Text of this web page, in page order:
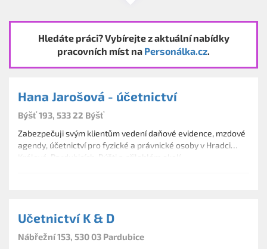
Hledáte práci? Vybírejte z aktuální nabídky
pracovních míst na Personálka.cz.
Hana Jarošová - účetnictví
Býšť 193, 533 22 Býšť
Zabezpečuji svým klientům vedení daňové evidence, mzdové
agendy, účetnictví pro fyzické a právnické osoby v Hradci
Králové, Pardubicích, Býšti a přilehlém okolí.
Učetnictví K & D
Nábřežní 153, 530 03 Pardubice